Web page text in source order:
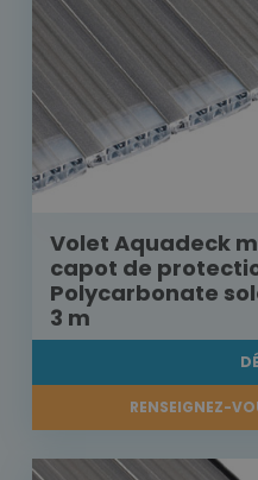
Volet Aquadeck
capot de
Polycarbonate
3 m
RENSEIGNEZ-